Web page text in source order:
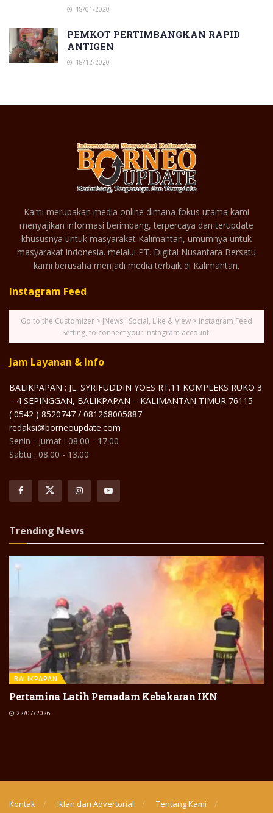
18/01/2020
PEMKOT PERTIMBANGKAN RAPID
ANTIGEN
18/12/2020
Kami merupakan media online dimana fokus utama kami
menyajikan informasi berimbang, terpercaya dan terupdate
khususnya untuk masyarakat Kalimantan, umumnya untuk
masyarakat indonesia. melalui PT. Digital Nusantara Bersatu
kami berusaha menjadi media terbaik di Kalimantan.
Instagram Feed
Go to the Customizer > JNews : Social, Like & View > Instagram Feed
Setting, to connect your Instagram account.
Jam Layanan & Info
BALIKPAPAN : JL. SYRIFUDDIN YOES RT.11 KOMPLEKS RUKO 3
– 4 SEPINGGAN, BALIKPAPAN – KALIMANTAN TIMUR 76115
( 0542 ) 8520747 / 081268005887
redaksi@borneoupdate.com
Senin - Jumat : 08.00 - 17.00
Sabtu : 08.00 - 13.00
Trending News
BALIKPAPAN
Pertamina Latih Pemadam Kebakaran IKN
22/07/2026
Kontak Iklan dan Advertorial
Tentang Kami